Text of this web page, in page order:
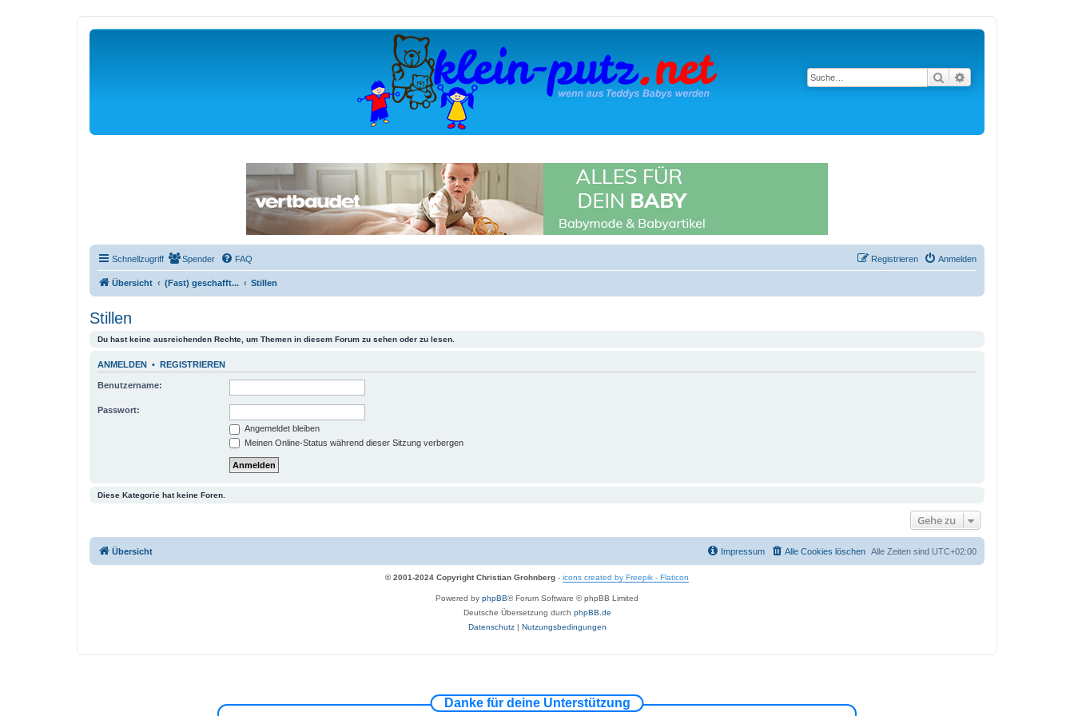
Suche
Schnellzugriff Spender FAQ Anmelden
Registrieren
Übersicht (Fast) geschafft... Stillen
Stillen
Du hast keine ausreichenden Rechte, um Themen in diesem Forum zu sehen oder zu lesen.
ANMELDEN • REGISTRIEREN
Benutzername:
Passwort:
Angemeldet bleiben
Meinen Online-Status während dieser Sitzung verbergen
Diese Kategorie hat keine Foren.
Gehe zu
Übersicht Alle Zeiten sind UTC+02:00
Alle Cookies löschen
Impressum
© 2001-2024 Copyright Christian Grohnberg - icons created by Freepik - Flaticon
Powered by phpBB® Forum Software © phpBB Limited
Deutsche Übersetzung durch phpBB.de
Datenschutz| Nutzungsbedingungen
Danke für deine Unterstützung